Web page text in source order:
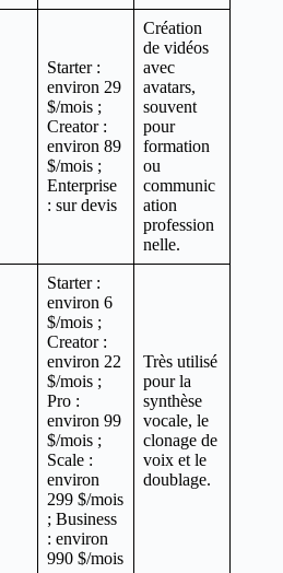
Starter :
environ 29
$/mois ;
Creator :
environ 89
$/mois ;
Enterprise
: sur devis
Création
de vidéos
avec
avatars,
souvent
pour
formation
ou
communic
ation
profession
nelle.
Starter :
environ 6
$/mois ;
Creator :
environ 22
$/mois ;
Pro :
environ 99
$/mois ;
Scale :
environ
299 $/mois
; Business
: environ
990 $/mois
Très utilisé
pour la
synthèse
vocale, le
clonage de
voix et le
doublage.